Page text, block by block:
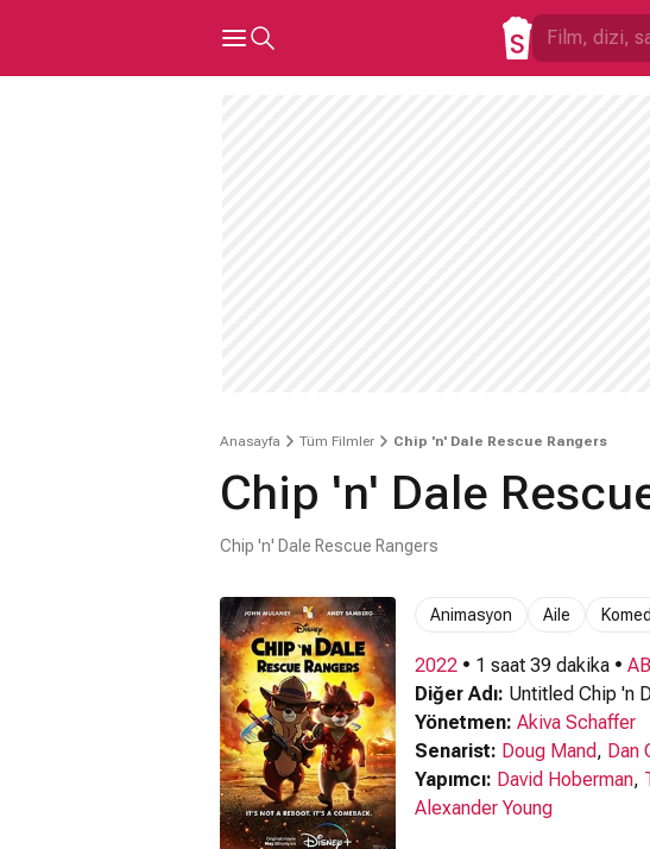
Anasayfa Tüm Filmler Chip 'n' Dale Rescue Rangers
Chip 'n' Dale
Chip 'n' Dale Rescue Rangers
Animasyon Aile
2022 • 1 saat 39 dakika •
Diğer Adı: Untitled Chip 'n
Yönetmen: Akiva Schaffer
Senarist: Doug Mand, Dan
Yapımcı: David Hoberman,
Alexander Young